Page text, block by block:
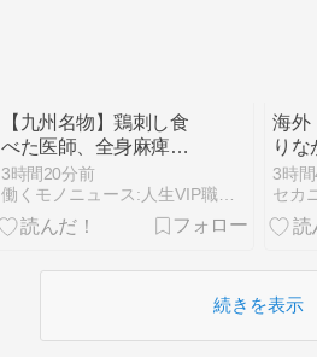
【九州名物】鶏刺し食
べた医師、全身麻痺
へ…「死んだほうが良
かったと思っていた」
3時間20分前
海外
りな
路を
ｗ」
員の
題
3時
続きを表示